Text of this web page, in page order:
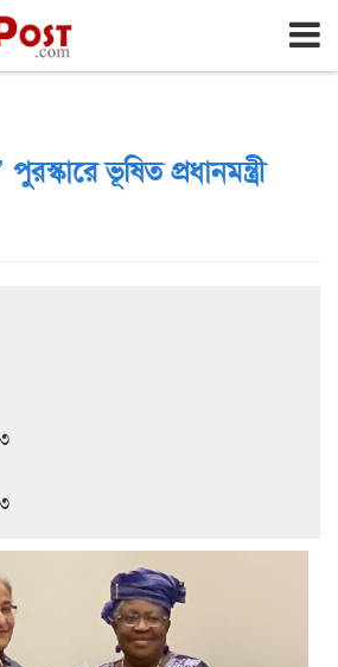
আগস্ট ২০২৬, ২৩শে শ্রাবণ ১৪৩৩
ভূষিত প্রধানমন্ত্রী